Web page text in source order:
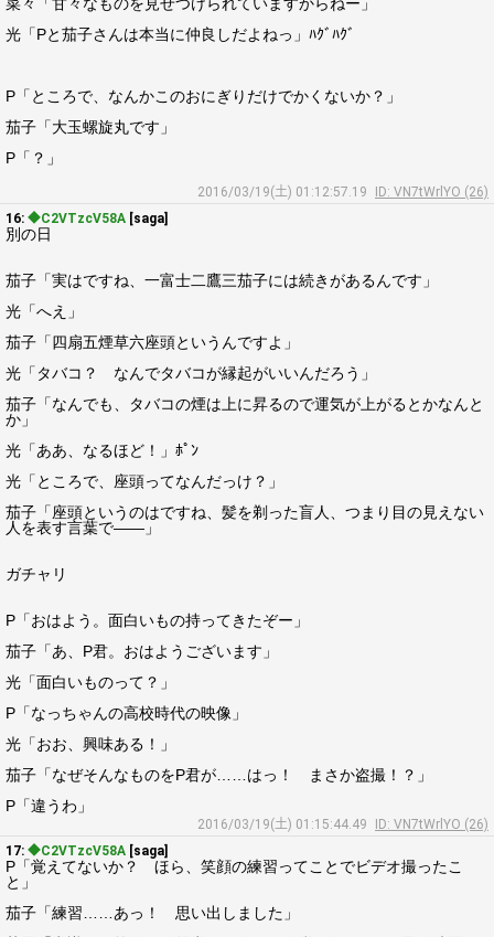
光「Pと茄子さんは本当に仲良しだよねっ」ﾊｸﾞﾊｸﾞ
P「ところで、なんかこのおにぎりだけでかくないか？」
茄子「大玉螺旋丸です」
P「？」
2016/03/19(土) 01:12:57.19
ID: VN7tWrlYO (26)
16: ◆C2VTzcV58A [saga]
別の日
茄子「実はですね、一富士二鷹三茄子には続きがあるんです」
光「へえ」
茄子「四扇五煙草六座頭というんですよ」
光「タバコ？ なんでタバコが縁起がいいんだろう」
茄子「なんでも、タバコの煙は上に昇るので運気が上がるとかなんと
か」
光「ああ、なるほど！」ﾎﾟﾝ
光「ところで、座頭ってなんだっけ？」
茄子「座頭というのはですね、髪を剃った盲人、つまり目の見えない
人を表す言葉で――」
ガチャリ
P「おはよう。面白いもの持ってきたぞー」
茄子「あ、P君。おはようございます」
光「面白いものって？」
P「なっちゃんの高校時代の映像」
光「おお、興味ある！」
茄子「なぜそんなものをP君が……はっ！ まさか盗撮！？」
P「違うわ」
2016/03/19(土) 01:15:44.49
ID: VN7tWrlYO (26)
17: ◆C2VTzcV58A [saga]
P「覚えてないか？ ほら、笑顔の練習ってことでビデオ撮ったこ
と」
茄子「練習……あっ！ 思い出しました」